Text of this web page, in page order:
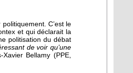
C’est le
et qui déclarait la
politisation du débat
de voir qu’une
Bellamy (PPE,